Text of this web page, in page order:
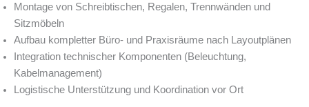
Montage von Schreibtischen, Regalen, Trennwänden und
Sitzmöbeln
Aufbau kompletter Büro- und Praxisräume nach Layoutplänen
Integration technischer Komponenten (Beleuchtung,
Kabelmanagement)
Logistische Unterstützung und Koordination vor Ort